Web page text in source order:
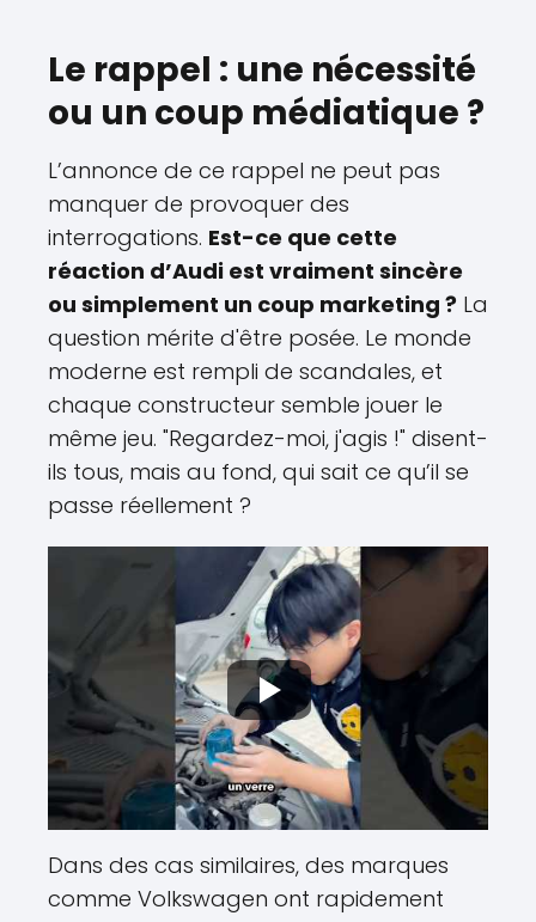
Le rappel : une nécessité
ou un coup médiatique ?
L’annonce de ce rappel ne peut pas
manquer de provoquer des
interrogations. Est-ce que cette
réaction d’Audi est vraiment sincère
ou simplement un coup marketing ? La
question mérite d'être posée. Le monde
moderne est rempli de scandales, et
chaque constructeur semble jouer le
même jeu. "Regardez-moi, j'agis !" disent-
ils tous, mais au fond, qui sait ce qu’il se
passe réellement ?
Dans des cas similaires, des marques
comme Volkswagen ont rapidement